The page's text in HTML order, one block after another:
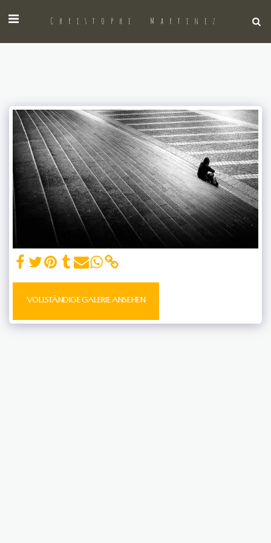
Christophe Martinez
VOLLSTÄNDIGE GALERIE ANSEHEN